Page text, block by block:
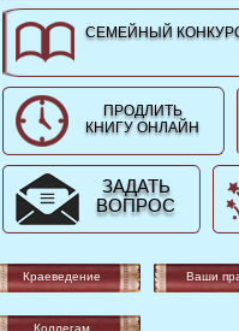
СЕМЕЙНЫЙ
ПРОДЛИТЬ
КНИГУ ОНЛАЙН
ЗАДАТЬ
ВОПРОС
Краеведение Ваши
Коллегам